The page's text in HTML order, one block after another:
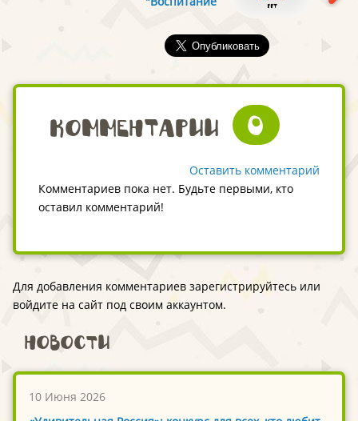
предпосылок
грамотности детей
раннего возраста"
дошкольников через
приобщение к
Комментарии 0
Оставить комментарий
Комментариев пока нет. Будьте первыми, кто
оставил комментарий!
Для добавления комментариев зарегистрируйтесь или
войдите на сайт под своим аккаунтом.
Новости
10 Июня 2026